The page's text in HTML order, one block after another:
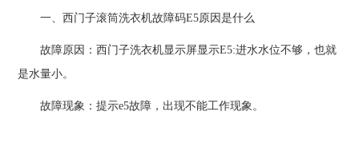
一、西门子滚筒洗衣机故障码E5原因是什么
故障原因：西门子洗衣机显示屏显示E5:进水水位不够，也就
是水量小。
故障现象：提示e5故障，出现不能工作现象。